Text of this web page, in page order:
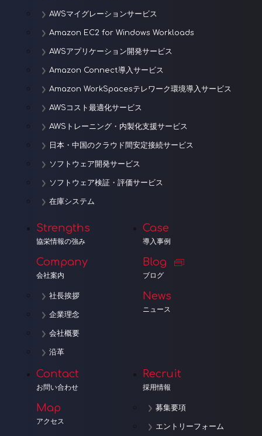
AWSマイグレーションサービス
Amazon EC2 for Windows Workloads
AWSアプリケーション開発サービス
Amazon Connect導入サービス
Amazon WorkSpacesテレワーク環境導入サービス
AWSコスト最適化サービス
AWSトレーニング・内製化支援サービス
日本・中国のクラウド間安定接続サービス
ソフトウェア開発サービス
ソフトウェア検証・評価サービス
在庫システム
Strengths
協栄情報の強み
Company
会社案内
社長挨拶
企業理念
会社概要
沿革
Case
導入事例
Blog
ブログ
News
ニュース
Contact
お問い合わせ
Map
アクセス
Recruit
採用情報
募集要項
エントリーフォーム